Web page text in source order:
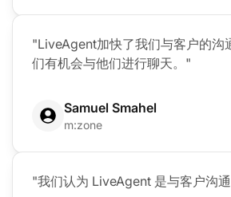
"LiveAgent加快了我们与客户的沟
们有机会与他们进行聊天。"
Samuel Smahel
m:zone
"我们认为 LiveAgent 是与客户沟